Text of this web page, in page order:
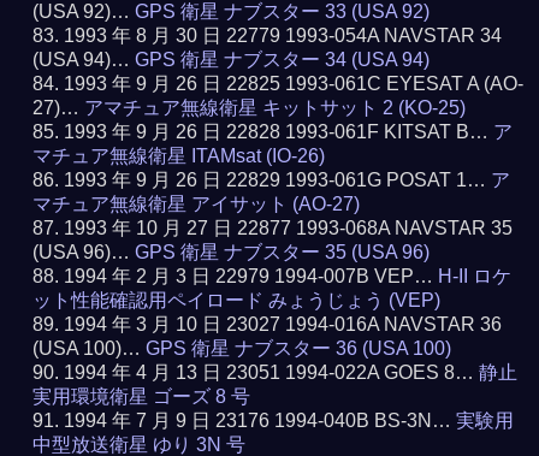
(USA 92)…GPS 衛星 ナブスター 33 (USA 92)
1993 年 8 月 30 日 22779 1993-054A NAVSTAR 34
(USA 94)…GPS 衛星 ナブスター 34 (USA 94)
1993 年 9 月 26 日 22825 1993-061C EYESAT A (AO-
27)… アマチュア無線衛星 キットサット 2 (KO-25)
1993 年 9 月 26 日 22828 1993-061F KITSAT B… ア
マチュア無線衛星 ITAMsat (IO-26)
1993 年 9 月 26 日 22829 1993-061G POSAT 1… ア
マチュア無線衛星 アイサット (AO-27)
1993 年 10 月 27 日 22877 1993-068A NAVSTAR 35
(USA 96)…GPS 衛星 ナブスター 35 (USA 96)
1994 年 2 月 3 日 22979 1994-007B VEP… H-II ロケ
ット性能確認用ペイロード みょうじょう (VEP)
1994 年 3 月 10 日 23027 1994-016A NAVSTAR 36
(USA 100)…GPS 衛星 ナブスター 36 (USA 100)
1994 年 4 月 13 日 23051 1994-022A GOES 8…静止
実用環境衛星 ゴーズ 8 号
1994 年 7 月 9 日 23176 1994-040B BS-3N…実験用
中型放送衛星 ゆり 3N 号